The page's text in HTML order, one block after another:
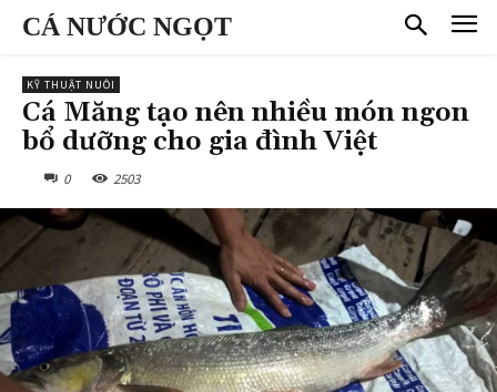
CÁ NƯỚC NGỌT
KỸ THUẬT NUÔI
Cá Măng tạo nên nhiều món ngon
bổ dưỡng cho gia đình Việt
0 2503